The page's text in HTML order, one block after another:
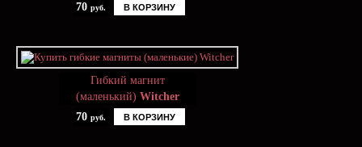
70 руб. В КОРЗИНУ
Гибкий магнит
(маленький) Witcher
70 руб. В КОРЗИНУ